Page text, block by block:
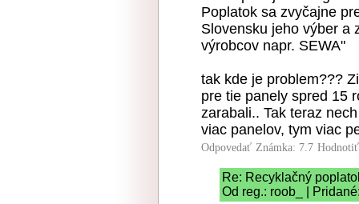
Poplatok sa zvyčajne
Slovensku jeho výber a
výrobcov napr. SEWA"
tak kde je problem???
pre tie panely spred 15
zarabali.. Tak teraz
viac panelov, tym viac
Odpovedať Známka: 7.7
Re: Recyklačný
Od reg.: roob_ |